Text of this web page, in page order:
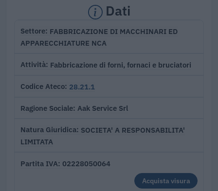
Dati
Settore FABBRICAZIONE DI MACCHINARI ED
APPARECCHIATURE NCA
Attività Fabbricazione di forni, fornaci e bruciatori
Codice Ateco 28.21.1
Ragione Sociale Aak Service Srl
Natura Giuridica SOCIETA' A RESPONSABILITA'
LIMITATA
Partita IVA 02228050064
Acquista visura